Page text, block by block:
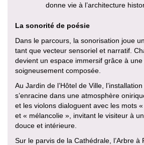
donne vie à l’architecture
La sonorité de poésie
Dans le parcours, la sonorisation joue
tant que vecteur sensoriel et narratif.
devient un espace immersif grâce à
soigneusement composée.
Au Jardin de l’Hôtel de Ville,
s’enracine dans une atmosphère
et les violons dialoguent avec les mots
et « mélancolie », invitant le visiteur à
douce et intérieure.
Sur le parvis de la Cathédrale, l’Arbre à